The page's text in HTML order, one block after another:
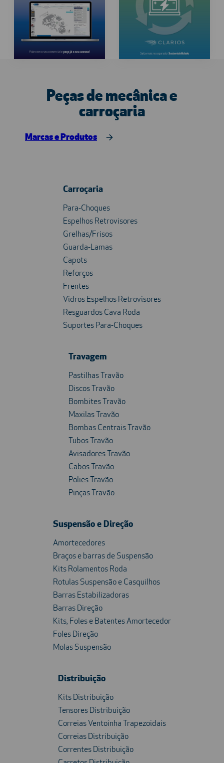
Peças de mecânica e
carroçaria
Marcas e Produtos
Carroçaria
Para-Choques
Espelhos Retrovisores
Grelhas/Frisos
Guarda-Lamas
Capots
Reforços
Frentes
Vidros Espelhos Retrovisores
Resguardos Cava Roda
Suportes Para-Choques
Travagem
Pastilhas Travão
Discos Travão
Bombites Travão
Maxilas Travão
Bombas Centrais Travão
Tubos Travão
Avisadores Travão
Cabos Travão
Polies Travão
Pinças Travão
Suspensão e Direção
Amortecedores
Braços e barras de Suspensão
Kits Rolamentos Roda
Rotulas Suspensão e Casquilhos
Barras Estabilizadoras
Barras Direção
Kits, Foles e Batentes Amortecedor
Foles Direção
Molas Suspensão
Distribuição
Kits Distribuição
Tensores Distribuição
Correias Ventoinha Trapezoidais
Correias Distribuição
Correntes Distribuição